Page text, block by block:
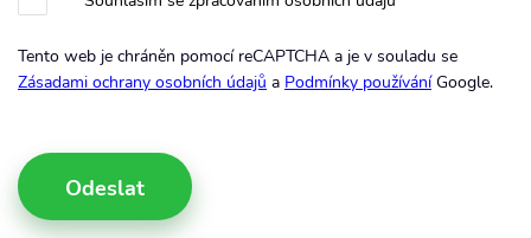
Tento web je chráněn pomocí reCAPTCHA a je v souladu se
Zásadami ochrany osobních údajů a Podmínky používáníGoogle.
Odeslat